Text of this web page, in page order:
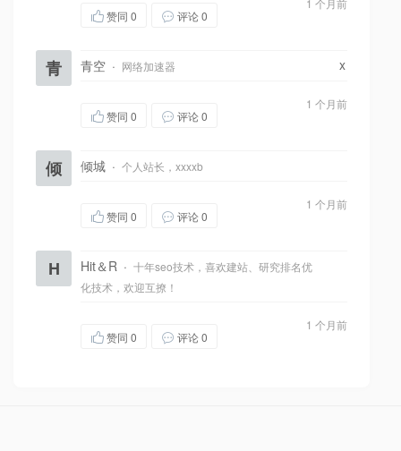
1 个月前
赞同 0 评论 0
青 青空 · 网络加速器 x
1 个月前
赞同 0 评论 0
倾 倾城 · 个人站长，xxxxb
1 个月前
赞同 0 评论 0
H Hit＆R · 十年seo技术，喜欢建站、研究排名优
化技术，欢迎互撩！
1 个月前
赞同 0 评论 0